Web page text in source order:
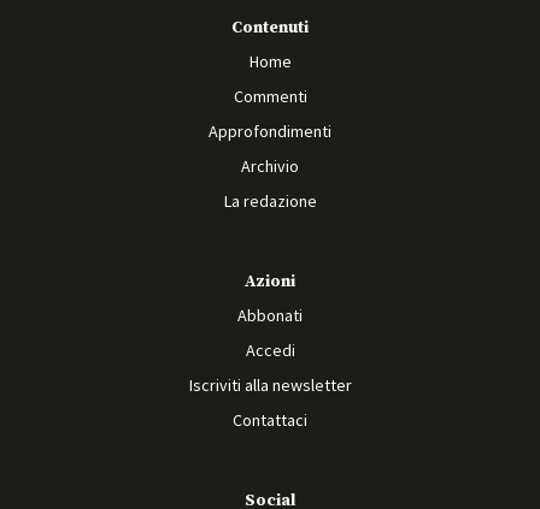
Contenuti
Home
Commenti
Approfondimenti
Archivio
La redazione
Azioni
Abbonati
Accedi
Iscriviti alla newsletter
Contattaci
Social